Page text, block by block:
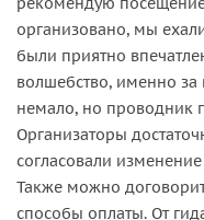
организовано, мы
были приятно
волшебство, именно
немало, но проводник
Организаторы
согласовали
Также можно
способы оплаты. От